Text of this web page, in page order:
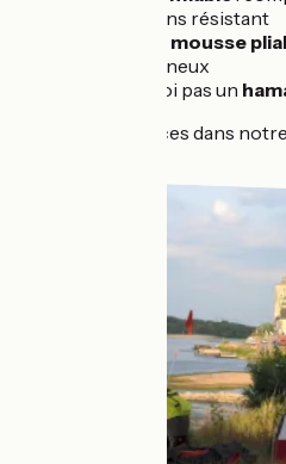
parfois moins résistant
Matelas en mousse
plus volumineux
...Et pourquoi pas un
Nous détaillons ces dans